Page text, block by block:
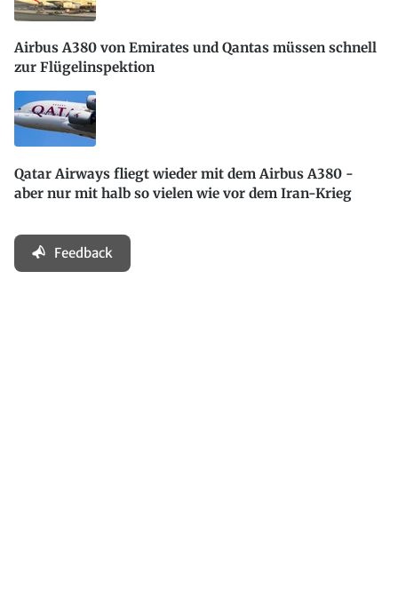
Airbus A380 von Emirates und Qantas müssen schnell
zur Flügelinspektion
Qatar Airways fliegt wieder mit dem Airbus A380 -
aber nur mit halb so vielen wie vor dem Iran-Krieg
Feedback